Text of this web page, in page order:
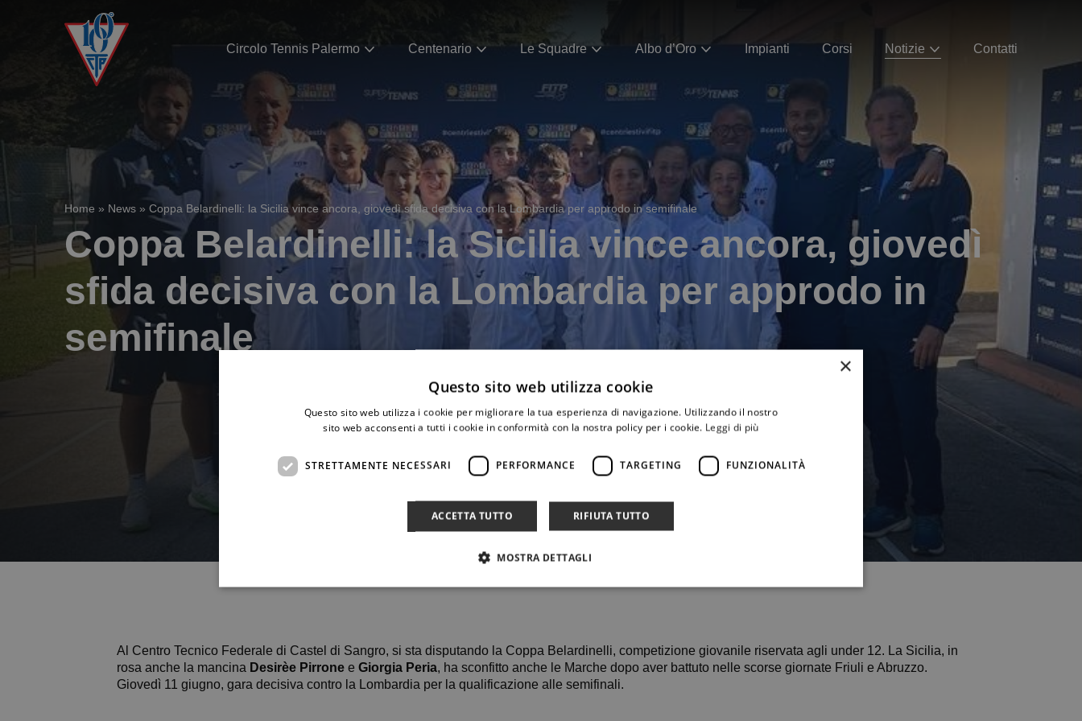
Circolo Tennis Palermo Centenario Le Squadre Albo d’Oro Impianti Corsi Notizie Contatti
Home » News » Coppa Belardinelli: la Sicilia vince ancora, giovedì sfida decisiva con la Lombardia per approdo in semifinale
Coppa Belardinelli: la Sicilia vince ancora, giovedì
sfida decisiva con la Lombardia per approdo in
semifinale
Al Centro Tecnico Federale di Castel di Sangro, si sta disputando la Coppa Belardinelli, competizione giovanile riservata agli under 12. La Sicilia, in
rosa anche la mancina Desirèe Pirrone e Giorgia Peria, ha sconfitto anche le Marche dopo aver battuto nelle scorse giornate Friuli e Abruzzo.
Giovedì 11 giugno, gara decisiva contro la Lombardia per la qualificazione alle semifinali.
×
Questo sito web utilizza cookie
Questo sito web utilizza i cookie per migliorare la tua esperienza di navigazione. Utilizzando il nostro
sito web acconsenti a tutti i cookie in conformità con la nostra policy per i cookie. Leggi di più
STRETTAMENTE NECESSARI PERFORMANCE TARGETING FUNZIONALITÀ
ACCETTA TUTTO RIFIUTA TUTTO
MOSTRA DETTAGLI